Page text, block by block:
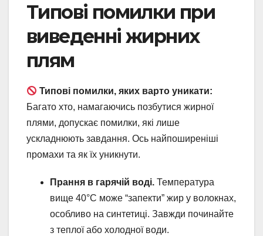
Типові помилки при
виведенні жирних
плям
Типові помилки, яких варто уникати:
Багато хто, намагаючись позбутися жирної
плями, допускає помилки, які лише
ускладнюють завдання. Ось найпоширеніші
промахи та як їх уникнути.
Прання в гарячій воді. Температура
вище 40°C може “запекти” жир у волокнах,
особливо на синтетиці. Завжди починайте
з теплої або холодної води.